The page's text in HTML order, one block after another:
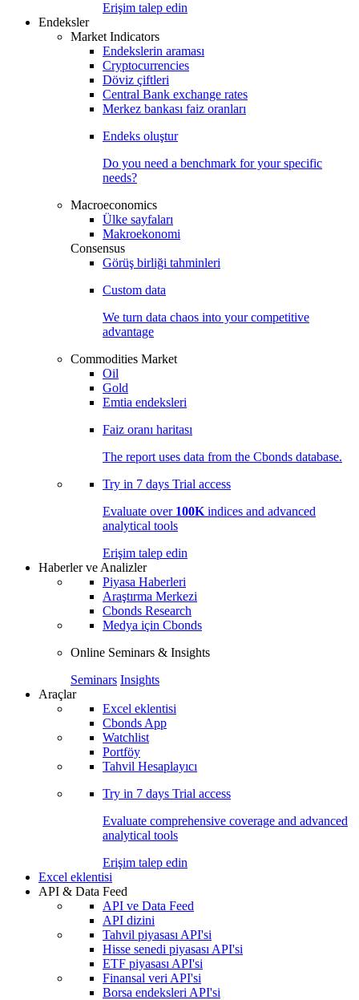
Erişim talep edin
Endeksler
Market Indicators
Endekslerin araması
Cryptocurrencies
Döviz çiftleri
Central Bank exchange rates
Merkez bankası faiz oranları
Endeks oluştur
Do you need a benchmark for your specific
needs?
Macroeconomics
Ülke sayfaları
Makroekonomi
Consensus
Görüş birliği tahminleri
Custom data
We turn data chaos into your competitive
advantage
Commodities Market
Oil
Gold
Emtia endeksleri
Faiz oranı haritası
The report uses data from the Cbonds database.
Try in 7 days Trial access
Evaluate over 100K indices and advanced
analytical tools
Erişim talep edin
Haberler ve Analizler
Piyasa Haberleri
Araştırma Merkezi
Cbonds Research
Medya için Cbonds
Online Seminars & Insights
Seminars Insights
Araçlar
Excel eklentisi
Cbonds App
Watchlist
Portföy
Tahvil Hesaplayıcı
Try in 7 days Trial access
Evaluate comprehensive coverage and advanced
analytical tools
Erişim talep edin
Excel eklentisi
API & Data Feed
API ve Data Feed
API dizini
Tahvil piyasası API'si
Hisse senedi piyasası API'si
ETF piyasası API'si
Finansal veri API'si
Borsa endeksleri API'si